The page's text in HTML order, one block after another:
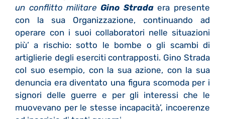
un conflitto militare Gino Stradaera presente
con la sua Organizzazione, continuando ad
operare con i suoi collaboratori nelle situazioni
più’ a rischio: sotto le bombe o gli scambi di
artiglierie degli eserciti contrapposti. Gino Strada
col suo esempio, con la sua azione, con la sua
denuncia era diventato una figura scomoda per i
signori delle guerre e per gli interessi che le
muovevano per le stesse incapacità’, incoerenze